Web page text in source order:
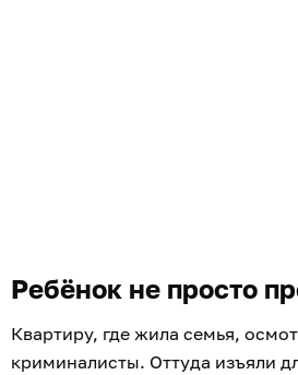
Ребёнок не просто
Квартиру, где жила семья,
криминалисты. Оттуда изъяли